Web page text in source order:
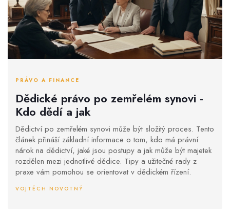
PRÁVO A FINANCE
Dědické právo po zemřelém synovi -
Kdo dědí a jak
Dědictví po zemřelém synovi může být složitý proces. Tento
článek přináší základní informace o tom, kdo má právní
nárok na dědictví, jaké jsou postupy a jak může být majetek
rozdělen mezi jednotlivé dědice. Tipy a užitečné rady z
praxe vám pomohou se orientovat v dědickém řízení.
VOJTĚCH NOVOTNÝ